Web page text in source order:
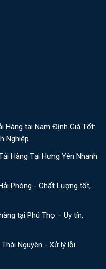
Hàng tại Nam Định Giá Tốt:
Nghiệp
Hàng Tại Hưng Yên Nhanh
Phòng - Chất Lượng tốt,
tại Phú Thọ – Uy tín,
Nguyên - Xử lý lỗi